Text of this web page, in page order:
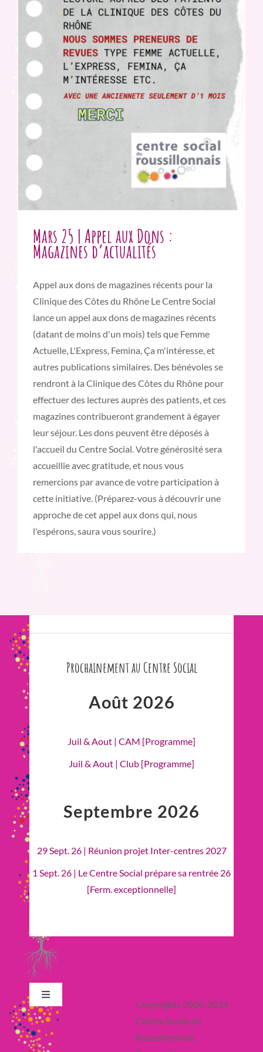
Mars 25 | Appel aux Dons :
Magazines d’actualités
Appel aux dons de magazines récents pour la
Clinique des Côtes du Rhône Le Centre Social
lance un appel aux dons de magazines récents
(datant de moins d'un mois) tels que Femme
Actuelle, L'Express, Femina, Ça m'intéresse, et
autres publications similaires. Des bénévoles se
rendront à la Clinique des Côtes du Rhône pour
effectuer des lectures auprès des patients, et ces
magazines contribueront grandement à égayer
leur séjour. Les dons peuvent être déposés à
l'accueil du Centre Social. Votre générosité sera
accueillie avec gratitude, et nous vous
remercions par avance de votre participation à
cette initiative. (Préparez-vous à découvrir une
approche de cet appel aux dons qui, nous
l'espérons, saura vous sourire.)
Prochainement au Centre Social
Août 2026
Juil & Aout | CAM [Programme]
Juil & Aout | Club [Programme]
Septembre 2026
29 Sept. 26 | Réunion projet Inter-centres 2027
1 Sept. 26 | Le Centre Social prépare sa rentrée 26
[Ferm. exceptionnelle]
Toggle
Navigation
Retour en Haut
Copyrights 2004-2024
Centre Social du
Roussillonnais